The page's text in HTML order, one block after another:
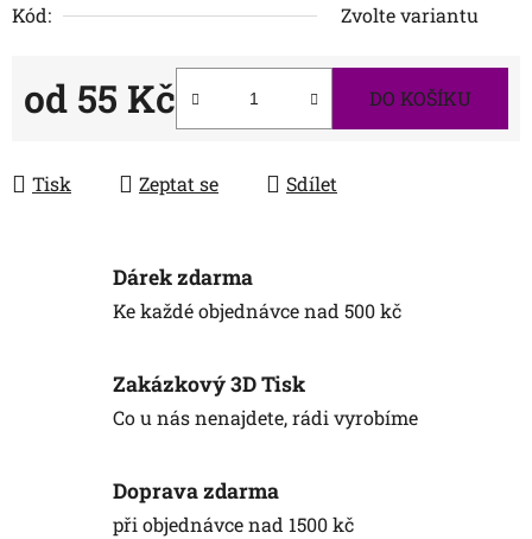
Kód:
Zvolte variantu
od 55 Kč DO KOŠÍKU
Tisk Zeptat se Sdílet
Dárek zdarma
Ke každé objednávce nad 500 kč
Zakázkový 3D Tisk
Co u nás nenajdete, rádi vyrobíme
Doprava zdarma
při objednávce nad 1500 kč